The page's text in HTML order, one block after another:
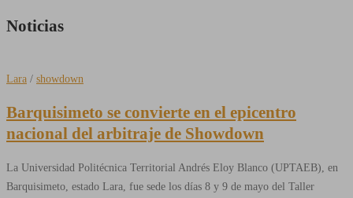
Noticias
Lara / showdown
Barquisimeto se convierte en el epicentro
nacional del arbitraje de Showdown
La Universidad Politécnica Territorial Andrés Eloy Blanco (UPTAEB), en
Barquisimeto, estado Lara, fue sede los días 8 y 9 de mayo del Taller